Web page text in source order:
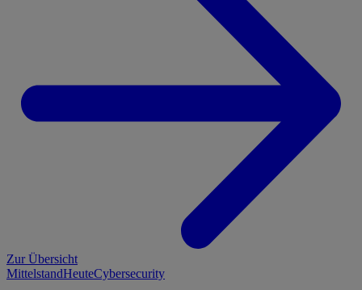
Zur Übersicht
MittelstandHeuteCybersecurity